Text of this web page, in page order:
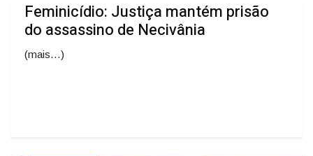
Feminicídio: Justiça mantém prisão
do assassino de Necivânia
(mais…)